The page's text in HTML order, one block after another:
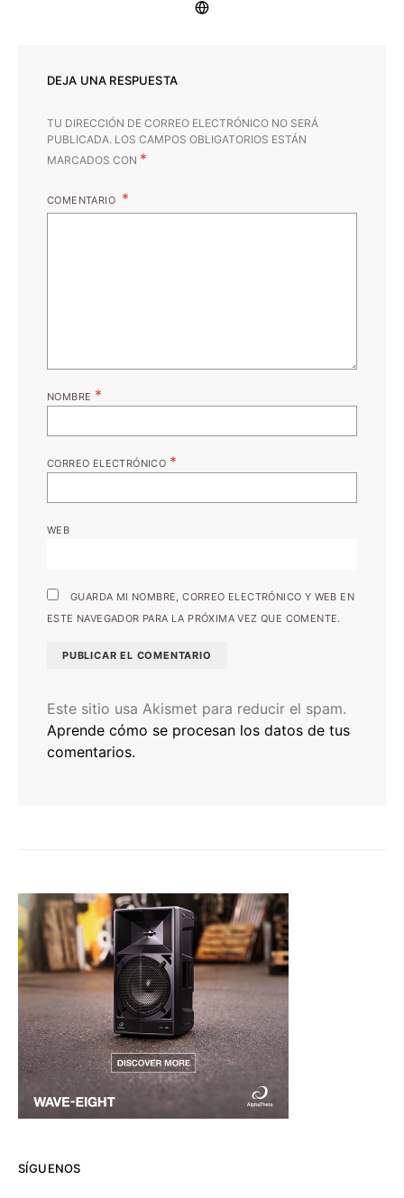
DEJA UNA RESPUESTA
TU DIRECCIÓN DE CORREO ELECTRÓNICO NO SERÁ
PUBLICADA. LOS CAMPOS OBLIGATORIOS ESTÁN
MARCADOS CON *
COMENTARIO
NOMBRE *
CORREO ELECTRÓNICO *
WEB
GUARDA MI NOMBRE, CORREO ELECTRÓNICO Y WEB EN
ESTE NAVEGADOR PARA LA PRÓXIMA VEZ QUE COMENTE.
Este sitio usa Akismet para reducir el spam.
Aprende cómo se procesan los datos de tus
comentarios.
SÍGUENOS